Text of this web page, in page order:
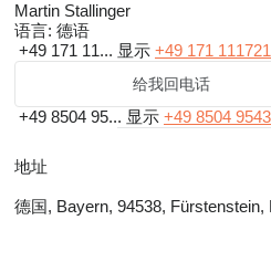
Martin Stallinger
语言: 德语
+49 171 11... 显示 +49 171
给我回电话
+49 8504 95... 显示 +49 8504
地址
德国, Bayern, 94538,